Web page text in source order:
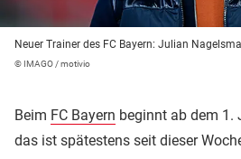
Neuer Trainer des FC Bayern: Julian
© IMAGO / motivio
Beim FC Bayern beginnt ab dem 1.
das ist spätestens seit dieser